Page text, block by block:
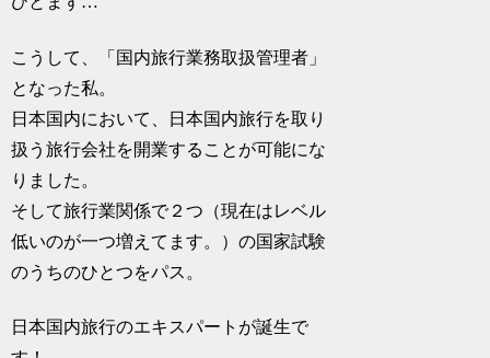
こうして、「国内旅行業務取扱管理者」
となった私。
日本国内において、日本国内旅行を取り
扱う旅行会社を開業することが可能にな
りました。
そして旅行業関係で２つ（現在はレベル
低いのが一つ増えてます。）の国家試験
のうちのひとつをパス。
日本国内旅行のエキスパートが誕生で